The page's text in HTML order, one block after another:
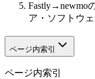
Fastly→newmo
ア・ソフトウ
ページ内索引
ページ内索引